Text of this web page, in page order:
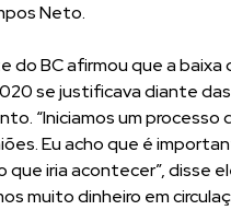
Neto.
BC afirmou que a baixa
se justificava diante
“Iniciamos um processo
Eu acho que é
iria acontecer”, disse
muito dinheiro em